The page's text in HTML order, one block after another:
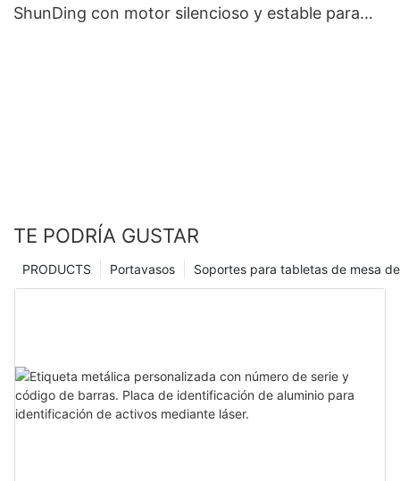
ShunDing con motor silencioso y estable para
TE PODRÍA GUSTAR
Soportes para tabletas de mesa
Portavasos
PRODUCTS